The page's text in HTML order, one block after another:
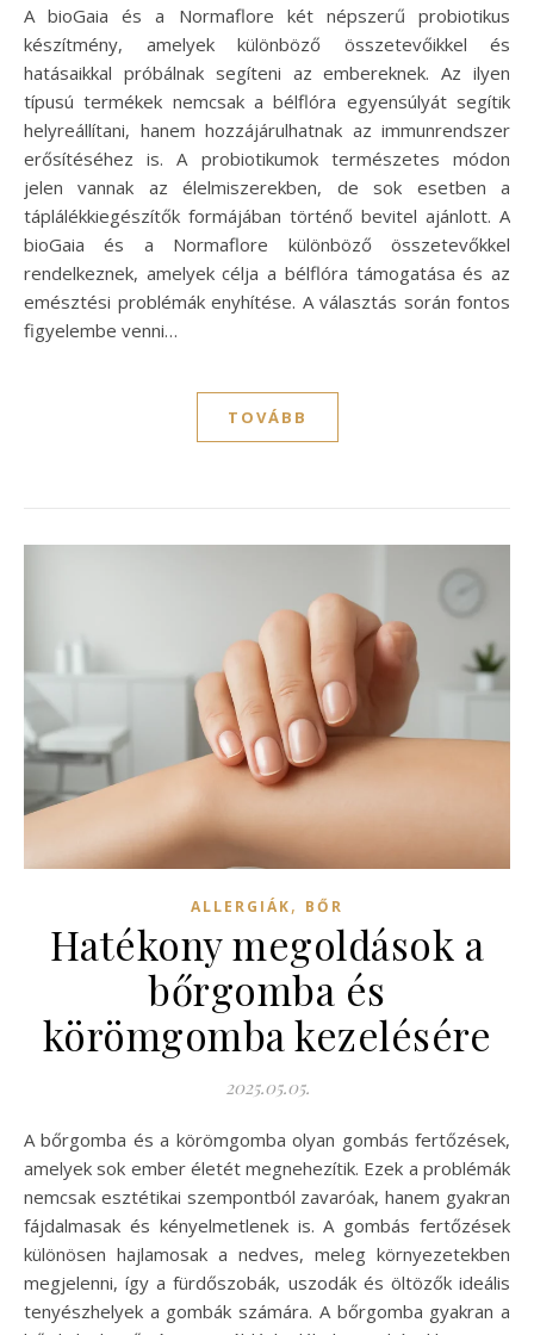
A bioGaia és a Normaflore két népszerű probiotikus
készítmény, amelyek különböző összetevőikkel és
hatásaikkal próbálnak segíteni az embereknek. Az ilyen
típusú termékek nemcsak a bélflóra egyensúlyát segítik
helyreállítani, hanem hozzájárulhatnak az immunrendszer
erősítéséhez is. A probiotikumok természetes módon
jelen vannak az élelmiszerekben, de sok esetben a
táplálékkiegészítők formájában történő bevitel ajánlott. A
bioGaia és a Normaflore különböző összetevőkkel
rendelkeznek, amelyek célja a bélflóra támogatása és az
emésztési problémák enyhítése. A választás során fontos
figyelembe venni…
TOVÁBB
ALLERGIÁK, BŐR
Hatékony megoldások a
bőrgomba és
körömgomba kezelésére
2025.05.05.
A bőrgomba és a körömgomba olyan gombás fertőzések,
amelyek sok ember életét megnehezítik. Ezek a problémák
nemcsak esztétikai szempontból zavaróak, hanem gyakran
fájdalmasak és kényelmetlenek is. A gombás fertőzések
különösen hajlamosak a nedves, meleg környezetekben
megjelenni, így a fürdőszobák, uszodák és öltözők ideális
tenyészhelyek a gombák számára. A bőrgomba gyakran a